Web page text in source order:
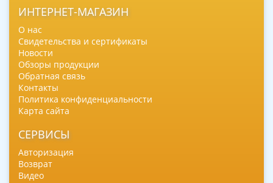
ИНТЕРНЕТ-МАГАЗИН
О нас
Свидетельства и сертификаты
Новости
Обзоры продукции
Обратная связь
Контакты
Политика конфиденциальности
Карта сайта
СЕРВИСЫ
Авторизация
Возврат
Видео